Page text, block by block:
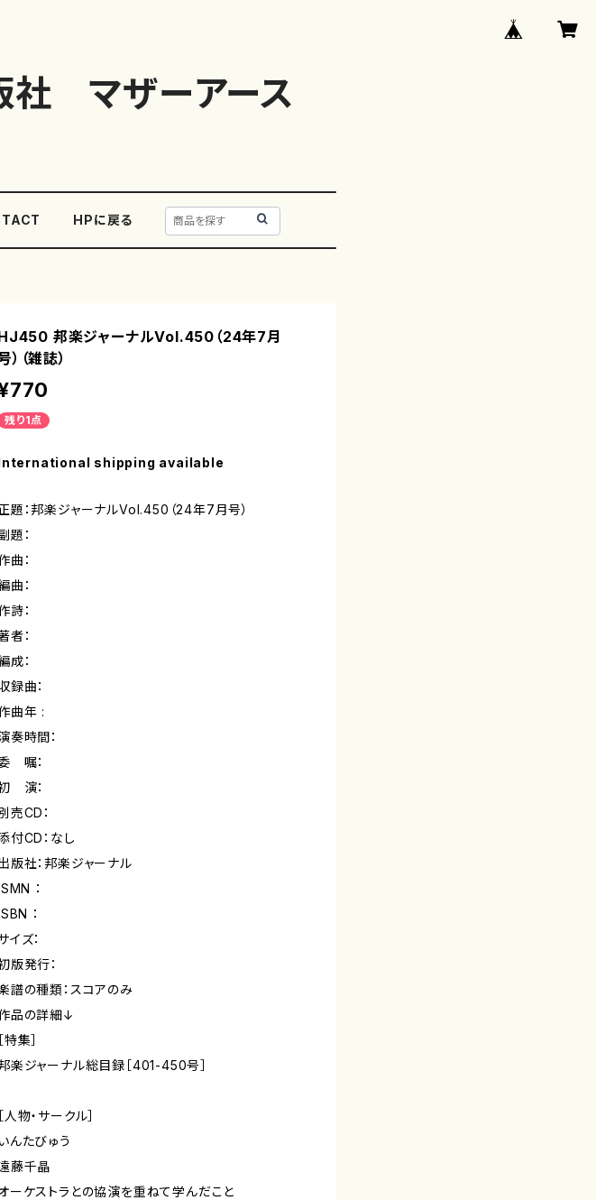
社 マザーアース
HPに戻る
邦楽ジャーナルVol.450（24年7月
）（雑誌）
残り1点
shipping available
題：邦楽ジャーナルVol.450（24年7月号）
題：
曲：
曲：
詩：
者：
成：
録曲：
曲年 :
奏時間：
嘱：
演：
売CD：
付CD：なし
版社：邦楽ジャーナル
：
：
イズ：
版発行：
譜の種類：スコアのみ
品の詳細↓
［特集］
楽ジャーナル総目録［401-450号］
［人物・サークル］
んたびゅう
藤千晶
ーケストラとの協演を重ねて学んだこと